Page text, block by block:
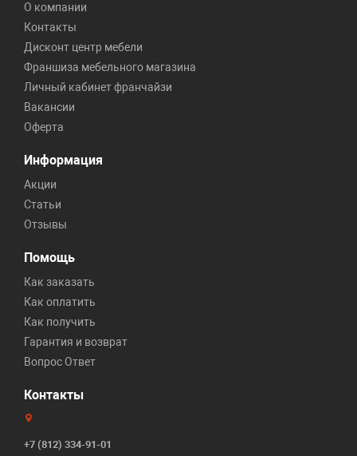
О компании
Контакты
Дисконт центр мебели
Франшиза мебельного магазина
Личный кабинет франчайзи
Вакансии
Оферта
Информация
Акции
Статьи
Отзывы
Помощь
Как заказать
Как оплатить
Как получить
Гарантия и возврат
Вопрос Ответ
Контакты
+7 (812) 334-91-01